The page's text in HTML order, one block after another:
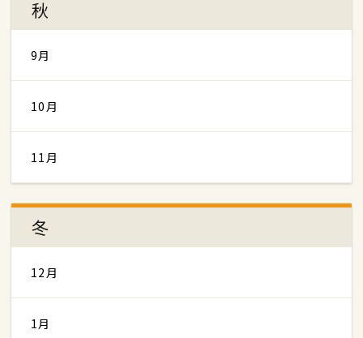
秋
9月
10月
11月
冬
12月
1月